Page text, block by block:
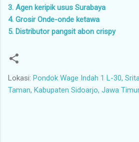
3. Agen keripik usus Surabaya
4. Grosir Onde-onde ketawa
5. Distributor pangsit abon crispy
Lokasi: Pondok Wage Indah 1 L-30,
Taman, Kabupaten Sidoarjo, Jawa